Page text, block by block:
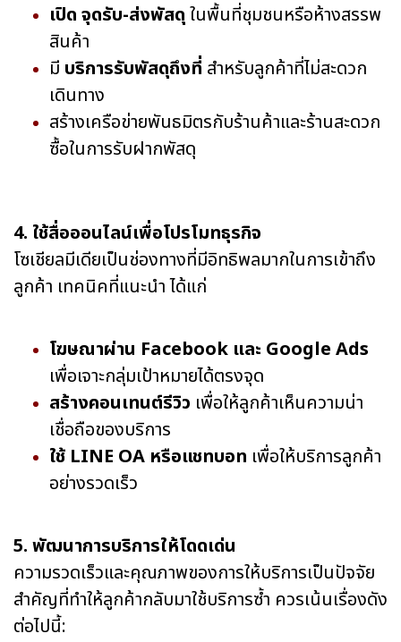
เปิด จุดรับ-ส่งพัสดุในพื้นที่ชุมชนหรือห้างสรรพ
สินค้า
มี บริการรับพัสดุถึงที่ สำหรับลูกค้าที่ไม่สะดวก
เดินทาง
สร้างเครือข่ายพันธมิตรกับร้านค้าและร้านสะดวก
ซื้อในการรับฝากพัสดุ
4. ใช้สื่อออนไลน์เพื่อโปรโมทธุรกิจ
โซเชียลมีเดียเป็นช่องทางที่มีอิทธิพลมากในการเข้าถึง
ลูกค้า เทคนิคที่แนะนำ ได้แก่
โฆษณาผ่าน Facebook และ Google Ads
เพื่อเจาะกลุ่มเป้าหมายได้ตรงจุด
สร้างคอนเทนต์รีวิว เพื่อให้ลูกค้าเห็นความน่า
เชื่อถือของบริการ
ใช้ LINE OA หรือแชทบอท เพื่อให้บริการลูกค้า
อย่างรวดเร็ว
5. พัฒนาการบริการให้โดดเด่น
ความรวดเร็วและคุณภาพของการให้บริการเป็นปัจจัย
สำคัญที่ทำให้ลูกค้ากลับมาใช้บริการซ้ำ ควรเน้นเรื่องดัง
ต่อไปนี้: